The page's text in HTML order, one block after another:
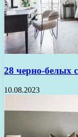
28 черно-белых
10.08.2023